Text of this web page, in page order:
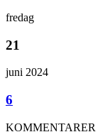
fredag
21
juni 2024
6
KOMMENTARER